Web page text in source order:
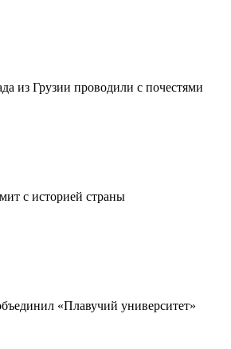
из Грузии проводили с почестями
с историей страны
«Плавучий университет»